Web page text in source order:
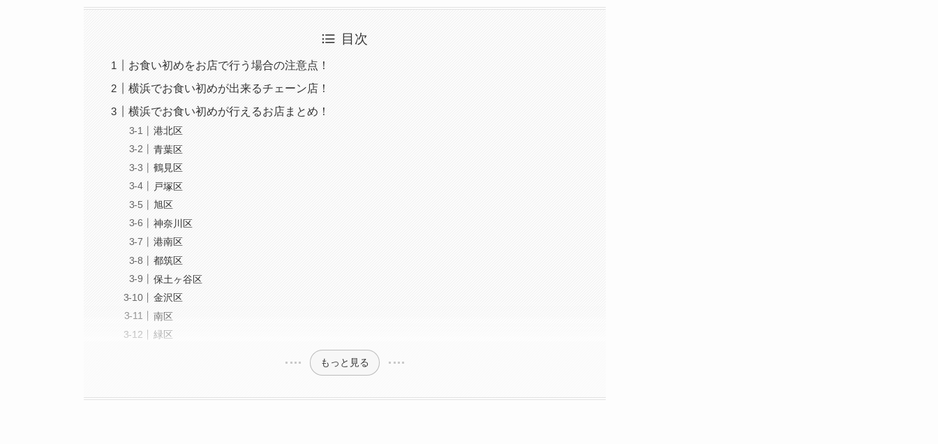
目次
お食い初めをお店で行う場合の注意点！
横浜でお食い初めが出来るチェーン店！
横浜でお食い初めが行えるお店まとめ！
港北区
青葉区
鶴見区
戸塚区
旭区
神奈川区
港南区
都筑区
保土ヶ谷区
金沢区
南区
緑区
もっと見る